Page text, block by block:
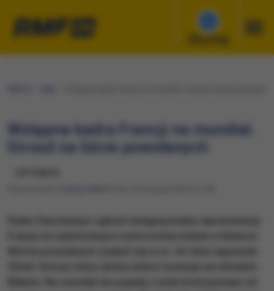
Słuchaj
Wstępna kadra Francji na mundial.
Giroud na liście powołanych